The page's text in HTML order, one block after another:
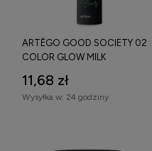
ARTÈGO GOOD SOCIETY 02
COLOR GLOW MILK
WŁOSÓW FARBOWANYCH
1000 ML
11,68 zł
Wysyłka w: 24 godziny